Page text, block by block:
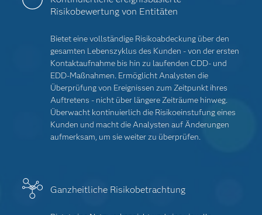
Risikobewertung von Entitäten
Bietet eine vollständige Risikoabdeckung über den
gesamten Lebenszyklus des Kunden - von der ersten
Kontaktaufnahme bis hin zu laufenden CDD- und
EDD-Maßnahmen. Ermöglicht Analysten die
Überprüfung von Ereignissen zum Zeitpunkt ihres
Auftretens - nicht über längere Zeiträume hinweg.
Überwacht kontinuierlich die Risikoeinstufung eines
Kunden und macht die Analysten auf Änderungen
aufmerksam, um sie weiter zu überprüfen.
Ganzheitliche Risikobetrachtung